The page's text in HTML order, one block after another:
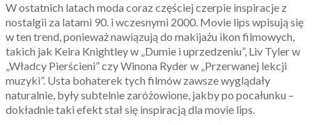
W ostatnich latach moda coraz częściej czerpie inspiracje z
nostalgii za latami 90. i wczesnymi 2000. Movie lips wpisują się
w ten trend, ponieważ nawiązują do makijażu ikon filmowych,
takich jak Keira Knightley w „Dumie i uprzedzeniu”, Liv Tyler w
„Władcy Pierścieni” czy Winona Ryder w „Przerwanej lekcji
muzyki”. Usta bohaterek tych filmów zawsze wyglądały
naturalnie, były subtelnie zaróżowione, jakby po pocałunku –
dokładnie taki efekt stał się inspiracją dla movie lips.